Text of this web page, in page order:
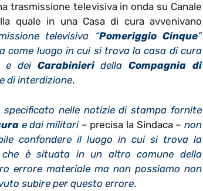
trasmissione televisiva in onda su Canale
quale in una Casa di cura avvenivano
televisiva “Pomeriggio Cinque”
come luogo in cui si trova la casa di cura
e dei CarabinieridellaCompagnia di
di interdizione.
specificato nelle notizie di stampa fornite
e dai militari– precisa la Sindaca –non
confondere il luogo in cui si trova la
è situata in un altro comune della
errore materiale ma non possiamo non
subire per questo errore.